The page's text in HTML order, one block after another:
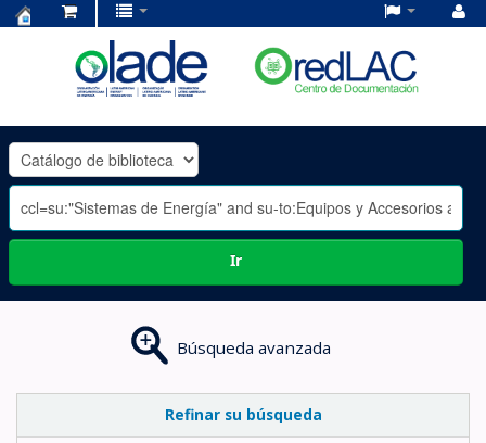
OLADE
-
Ir
Búsqueda avanzada
Refinar su búsqueda